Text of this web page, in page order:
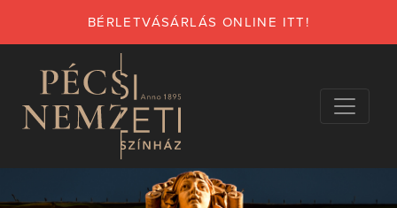
BÉRLETVÁSÁRLÁS ONLINE ITT!